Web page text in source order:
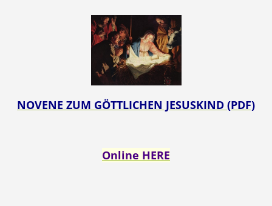
NOVENE ZUM GÖTTLICHEN JESUSKIND (PDF)
Online HERE